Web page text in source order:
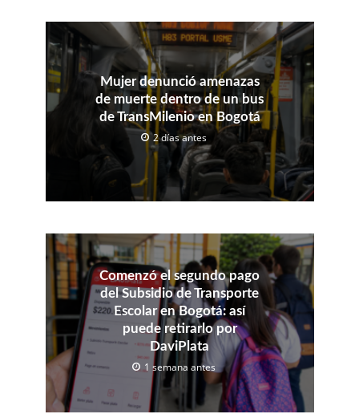
Mujer denunció amenazas
de muerte dentro de un bus
de TransMilenio en Bogotá
2 días antes
Comenzó el segundo pago
del Subsidio de Transporte
Escolar en Bogotá: así
puede retirarlo por
DaviPlata
1 semana antes